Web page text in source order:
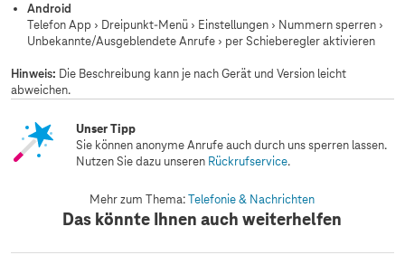
Android
Telefon App › Dreipunkt-Menü › Einstellungen › Nummern sperren ›
Unbekannte/Ausgeblendete Anrufe › per Schieberegler aktivieren
Hinweis: Die Beschreibung kann je nach Gerät und Version leicht
abweichen.
Unser Tipp
Sie können anonyme Anrufe auch durch uns sperren lassen.
Nutzen Sie dazu unseren Rückrufservice.
Mehr zum Thema:Telefonie & Nachrichten
Das könnte Ihnen auch weiterhelfen